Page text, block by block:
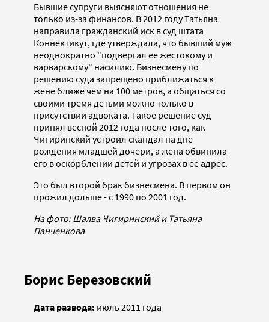
Бывшие супруги выясняют отношения не
только из-за финансов. В 2012 году Татьяна
направила гражданский иск в суд штата
Коннектикут, где утверждала, что бывший муж
неоднократно "подвергал ее жестокому и
варварскому" насилию. Бизнесмену по
решению суда запрещено приближаться к
жене ближе чем на 100 метров, а общаться со
своими тремя детьми можно только в
присутствии адвоката. Такое решение суд
принял весной 2012 года после того, как
Чигиринский устроил скандал на дне
рождения младшей дочери, а жена обвинила
его в оскорблении детей и угрозах в ее адрес.
Это был второй брак бизнесмена. В первом он
прожил дольше - с 1990 по 2001 год.
На фото: Шалва Чигиринский и Татьяна
Панченкова
Борис Березовский
Дата развода: июль 2011 года